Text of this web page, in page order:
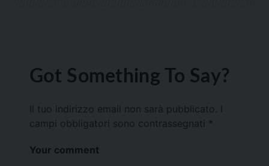
Got Something To Say?
Il tuo indirizzo email non sarà pubblicato.
campi obbligatori sono contrassegnati *
Your comment